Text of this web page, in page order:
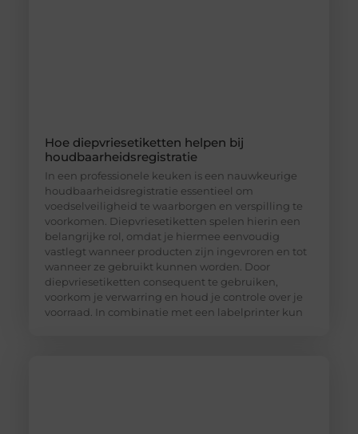
Hoe diepvriesetiketten helpen bij
houdbaarheidsregistratie
In een professionele keuken is een nauwkeurige
houdbaarheidsregistratie essentieel om
voedselveiligheid te waarborgen en verspilling te
voorkomen. Diepvriesetiketten spelen hierin een
belangrijke rol, omdat je hiermee eenvoudig
vastlegt wanneer producten zijn ingevroren en tot
wanneer ze gebruikt kunnen worden. Door
diepvriesetiketten consequent te gebruiken,
voorkom je verwarring en houd je controle over je
voorraad. In combinatie met een labelprinter kun